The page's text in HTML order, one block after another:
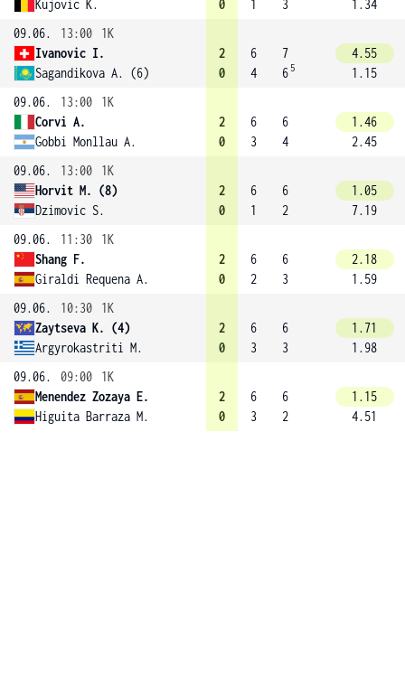
Kujovic K. 0 1 3
1.34
09.06.
13:00
1K
Ivanovic I.
Sagandikova A. (6)
2
0
6
4
7
6 5
4.55
1.15
09.06.
13:00
1K
Corvi A.
Gobbi Monllau A.
2
0
6
3
6
4
1.46
2.45
09.06.
13:00
1K
Horvit M. (8)
Dzimovic S.
2
0
6
1
6
2
1.05
7.19
09.06.
11:30
1K
Shang F.
Giraldi Requena A.
2
0
6
2
6
3
2.18
1.59
09.06.
10:30
1K
Zaytseva K. (4)
Argyrokastriti M.
2
0
6
3
6
3
1.71
1.98
09.06.
09:00
1K
Menendez Zozaya E.
Higuita Barraza M.
2
0
6
3
6
2
1.15
4.51